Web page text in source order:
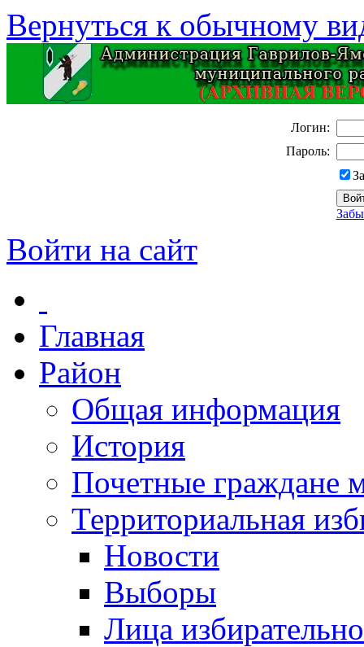
Вернуться к обычному
Логин:
Пароль:
Войти на сайт
Главная
Район
Общая информация
История
Почетные граждане
Территориальная
Новости
Выборы
Лица